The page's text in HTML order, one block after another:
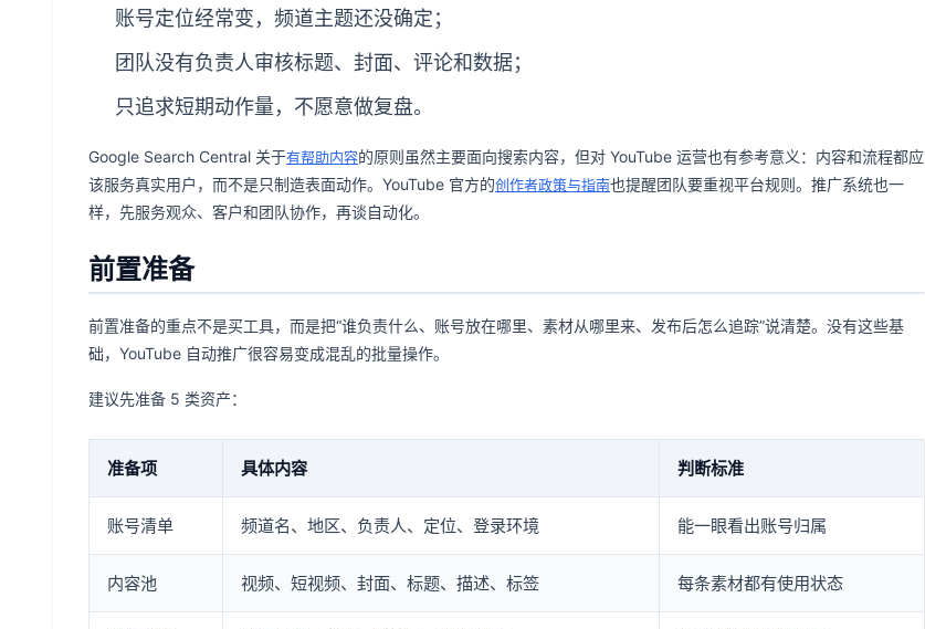
账号定位经常变，频道主题还没确定；
团队没有负责人审核标题、封面、评论和数据；
只追求短期动作量，不愿意做复盘。
Google Search Central 关于有帮助内容的原则虽然主要面向搜索内容，但对 YouTube 运营也有参考意义：内容和流程都应
该服务真实用户，而不是只制造表面动作。YouTube 官方的创作者政策与指南也提醒团队要重视平台规则。推广系统也一
样，先服务观众、客户和团队协作，再谈自动化。
前置准备
前置准备的重点不是买工具，而是把“谁负责什么、账号放在哪里、素材从哪里来、发布后怎么追踪”说清楚。没有这些基
础，YouTube 自动推广很容易变成混乱的批量操作。
建议先准备 5 类资产：
准备项 具体内容 判断标准
账号清单 频道名、地区、负责人、定位、登录环境 能一眼看出账号归属
内容池 视频、短视频、封面、标题、描述、标签 每条素材都有使用状态